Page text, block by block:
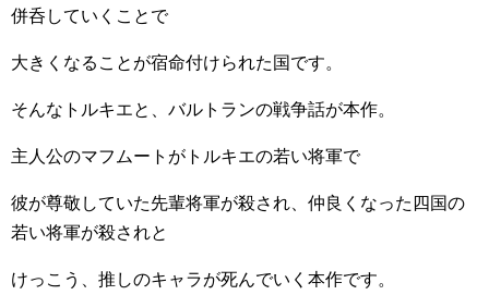
併呑していくことで
大きくなることが宿命付けられた国です。
そんなトルキエと、バルトランの戦争話が本作。
主人公のマフムートがトルキエの若い将軍で
彼が尊敬していた先輩将軍が殺され、仲良くなった四国の
若い将軍が殺されと
けっこう、推しのキャラが死んでいく本作です。